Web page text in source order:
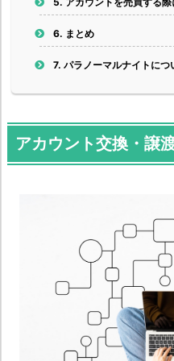
6. まとめ
7. パラノーマルナイト につ
アカウント交換・譲